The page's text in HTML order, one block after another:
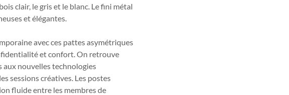
clair, le gris et le blanc. Le fini métal
et élégantes.
avec ces pattes asymétriques
et confort. On retrouve
nouvelles technologies
sessions créatives. Les postes
fluide entre les membres de